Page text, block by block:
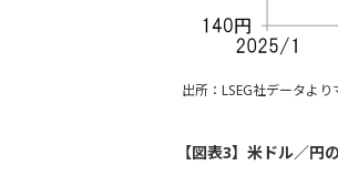
出所：LSEG社データよ
【図表3】米ドル／円